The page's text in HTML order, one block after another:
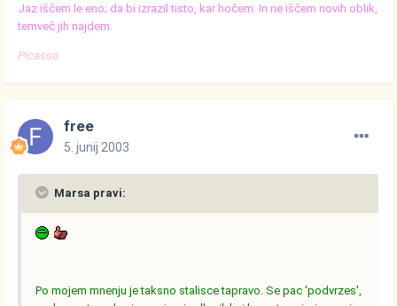
Jaz iščem le eno; da bi izrazil tisto, kar hočem. In ne iščem novih oblik,
temveč jih najdem.
Picasso
free
5. junij 2003
Marsa pravi:
Po mojem mnenju je taksno stalisce tapravo. Se pac 'podvrzes',